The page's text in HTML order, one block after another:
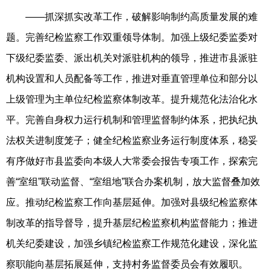
——抓深抓实改革工作，破解影响制约高质量发展的难
题。完善纪检监察工作双重领导体制。加强上级纪委监委对
下级纪委监委、派出机关对派驻机构的领导，推进市县派驻
机构设置和人员配备等工作，推进对垂直管理单位和部分以
上级管理为主单位纪检监察体制改革。提升规范化法治化水
平。完善自身权力运行机制和管理监督制约体系，把执纪执
法权关进制度笼子；健全纪检监察业务运行制度体系，稳妥
有序做好市县监委向本级人大常委会报告专项工作，探索完
善“室组”联动监督、“室组地”联合办案机制，放大监督叠加效
应。推动纪检监察工作向基层延伸。加强对县级纪检监察体
制改革的指导督导，提升基层纪检监察机构监督能力；推进
机关纪委建设，加强乡镇纪检监察工作规范化建设，深化监
察职能向基层拓展延伸，支持村务监督委员会有效履职。